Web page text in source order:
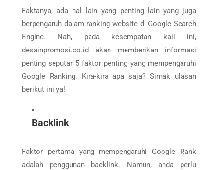
Faktanya, ada hal lain yang penting lain yang juga
berpengaruh dalam ranking website di Google Search
Engine. Nah, pada kesempatan kali ini,
desainpromosi.co.id akan memberikan informasi
penting seputar 5 faktor penting yang mempengaruhi
Google Ranking. Kira-kira apa saja? Simak ulasan
berikut ini ya!
Backlink
Faktor pertama yang mempengaruhi Google Rank
adalah penggunan backlink. Namun, anda perlu